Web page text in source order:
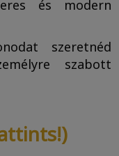
és modern
szeretnéd
szabott